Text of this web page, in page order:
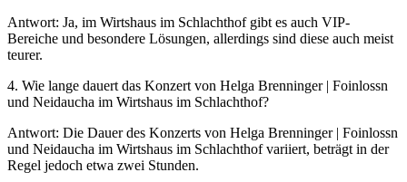
Antwort: Ja, im Wirtshaus im Schlachthof gibt es auch VIP-
Bereiche und besondere Lösungen, allerdings sind diese auch meist
teurer.
4. Wie lange dauert das Konzert von Helga Brenninger | Foinlossn
und Neidaucha im Wirtshaus im Schlachthof?
Antwort: Die Dauer des Konzerts von Helga Brenninger | Foinlossn
und Neidaucha im Wirtshaus im Schlachthof variiert, beträgt in der
Regel jedoch etwa zwei Stunden.